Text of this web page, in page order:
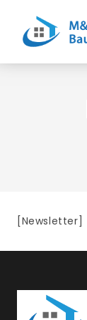
Content
[newsletter]